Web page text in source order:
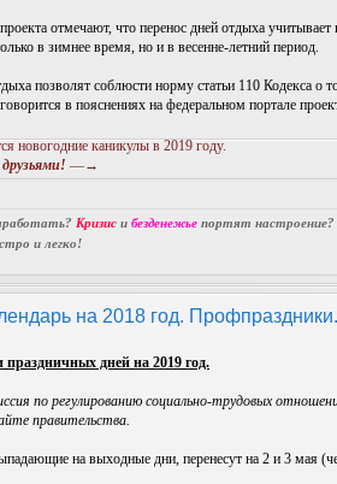
отмечают, что перенос дней отдыха
в зимнее время, но и в весенне-летний период.
позволят соблюсти норму статьи 110 Кодекса
в пояснениях на федеральном портале
новогодние каникулы в 2019 году.
—→
Кризис и безденежье портят настроение?
и легко!
на 2018 год. Профпраздники.
дней на 2019 год.
по регулированию социально-трудовых
правительства.
на выходные дни, перенесут на 2 и 3 мая